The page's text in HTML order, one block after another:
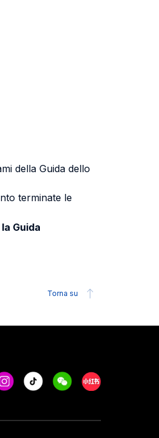
della Guida dello
terminate le
Guida
Torna su
Tiktok WeechatXiaohongshu/